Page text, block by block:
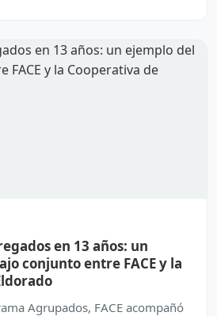
en 13 años: un
conjunto entre FACE y la
Agrupados, FACE acompañó